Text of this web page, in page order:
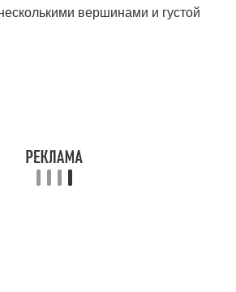
вершинами и густой